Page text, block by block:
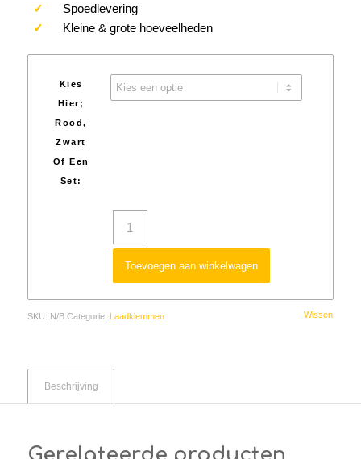
✓ Spoedlevering
✓ Kleine & grote hoeveelheden
Kies
Hier;
Rood,
Zwart
Of Een
Set:
Wissen
Toevoegen aan winkelwagen
SKU: N/B Categorie: Laadklemmen
Beschrijving